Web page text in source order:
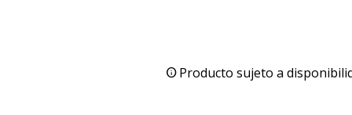
Producto sujeto a